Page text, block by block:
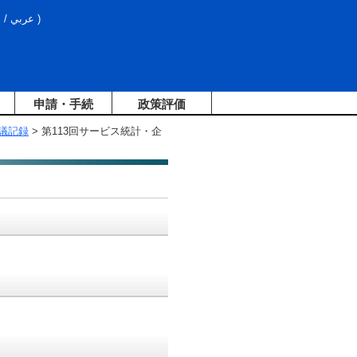
/ عربي )
申請・手続 政策評価
記録 > 第113回サービス統計・企